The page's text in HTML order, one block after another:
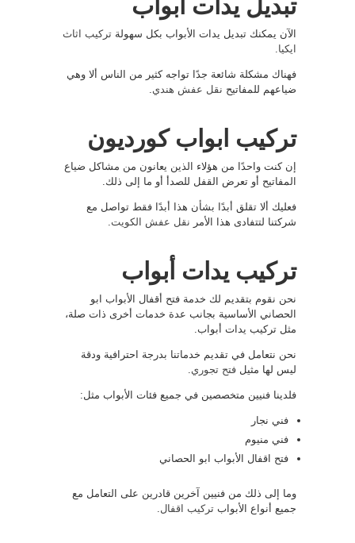
تبديل يدات أبواب
الآن يمكنك تبديل يدات الأبواب بكل سهولة تركيب اثاث
ايكيا
فهناك مشكلة شائعة جدًا تواجه كثير من الناس ألا وهي
ضياعهم للمفاتيح نقل عفش هندي
تركيب ابواب كورديون
إن كنت واحدًا من هؤلاء الذين يعانون من مشاكل ضياع
المفاتيح أو تعرض القفل للصدأ أو ما إلى ذلك.
فعليك ألا تقلق أبدًا بشأن هذا أبدًا فقط تواصل مع
شركتنا لتتفادى هذا الأمر نقل عفش الكويت
تركيب يدات أبواب
نحن نقوم بتقديم لك خدمة فتح أقفال الأبواب ابو
الحصاني الأساسية بجانب عدة خدمات أخرى ذات صلة،
مثل تركيب يدات أبواب.
نحن نتعامل في تقديم خدماتنا بدرجة احترافية ودقة
ليس لها مثيل فتح تجوري
فلدينا فنيين متخصصين في جميع فئات الأبواب مثل:
فني نجار
فني منيوم
فتح اقفال الأبواب ابو الحصاني
وما إلى ذلك من فنيين آخرين قادرين على التعامل مع
جميع أنواع الأبواب تركيب اقفال